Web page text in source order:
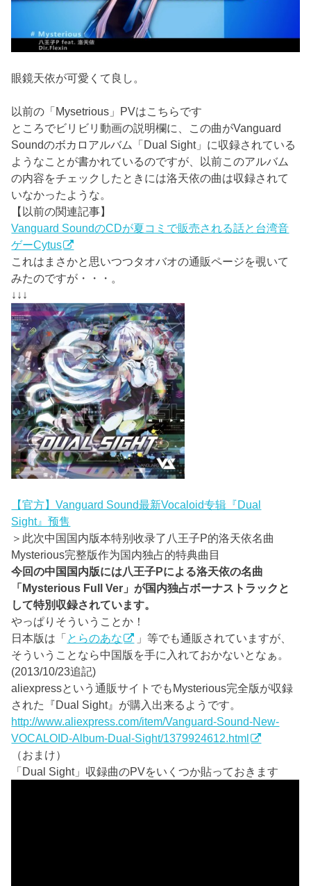
眼鏡天依が可愛くて良し。
以前の「Mysetrious」PVはこちらです
ところでビリビリ動画の説明欄に、この曲がVanguard
Soundのボカロアルバム「Dual Sight」に収録されている
ようなことが書かれているのですが、以前このアルバム
の内容をチェックしたときには洛天依の曲は収録されて
いなかったような。
【以前の関連記事】
Vanguard SoundのCDが夏コミで販売される話と台湾音
ゲーCytus
これはまさかと思いつつタオバオの通販ページを覗いて
みたのですが・・・。
↓↓↓
【官方】Vanguard Sound最新Vocaloid专辑『Dual
Sight』预售
＞此次中国国内版本特别收录了八王子P的洛天依名曲
Mysterious完整版作为国内独占的特典曲目
今回の中国国内版には八王子Pによる洛天依の名曲
「Mysterious Full Ver」が国内独占ボーナストラックと
して特別収録されています。
やっぱりそういうことか！
日本版は「とらのあな
」等でも通販されていますが、
そういうことなら中国版を手に入れておかないとなぁ。
(2013/10/23追記)
aliexpressという通販サイトでもMysterious完全版が収録
された『Dual Sight』が購入出来るようです。
http://www.aliexpress.com/item/Vanguard-Sound-New-
VOCALOID-Album-Dual-Sight/1379924612.html
（おまけ）
「Dual Sight」収録曲のPVをいくつか貼っておきます